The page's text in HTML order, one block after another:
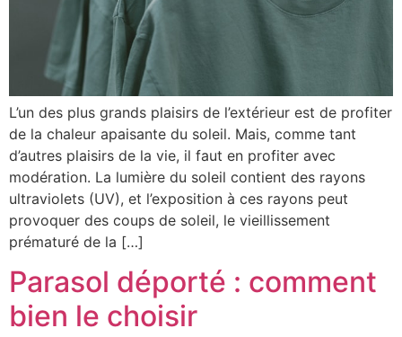
L’un des plus grands plaisirs de l’extérieur est de profiter
de la chaleur apaisante du soleil. Mais, comme tant
d’autres plaisirs de la vie, il faut en profiter avec
modération. La lumière du soleil contient des rayons
ultraviolets (UV), et l’exposition à ces rayons peut
provoquer des coups de soleil, le vieillissement
prématuré de la […]
Parasol déporté : comment
bien le choisir